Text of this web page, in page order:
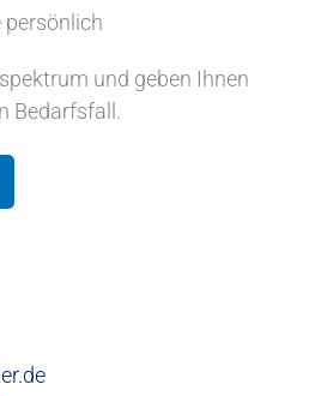
persönlich
und geben Ihnen
Bedarfsfall.